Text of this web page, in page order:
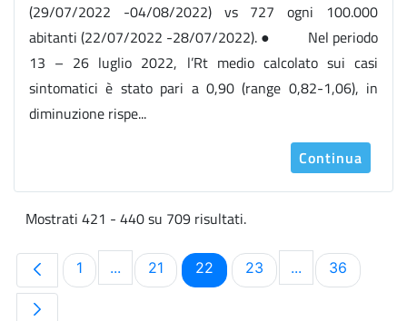
(29/07/2022 -04/08/2022) vs 727 ogni 100.000
abitanti (22/07/2022 -28/07/2022). ● Nel periodo
13 – 26 luglio 2022, l’Rt medio calcolato sui casi
sintomatici è stato pari a 0,90 (range 0,82-1,06), in
diminuzione rispe...
Continua
Mostrati 421 - 440 su 709 risultati.
Pagina
1 ...Pagine intermedie Use TAB to navigate.
Pagina
21 Pagina
22 Pagina
23 ...PaginePagina
36